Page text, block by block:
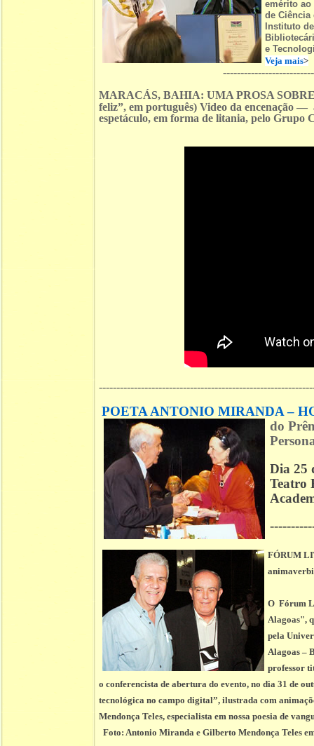
emérito ao
de Ciência
Instituto
e
Veja mais>
MARACÁS, BAHIA: UMA PROSA
feliz”, em português) Video da encenação
espetáculo, em forma de litania, pelo Grupo
POETA ANTONIO MIRANDA –
do
Dia 25
Teatro
FÓRUM
O Fórum
Alagoas",
pela
Alagoas –
professor
o conferencista de abertura do evento, no dia 31 de
tecnológica no campo digital”, ilustrada com
Mendonça Teles, especialista em nossa poesia de
Foto: Antonio Miranda e Gilberto Mendonça Teles